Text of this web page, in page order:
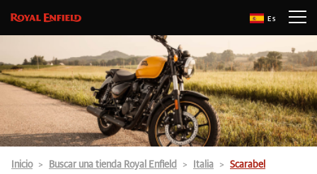
Es
Inicio Buscar una tienda Royal Enfield Italia Scarabel